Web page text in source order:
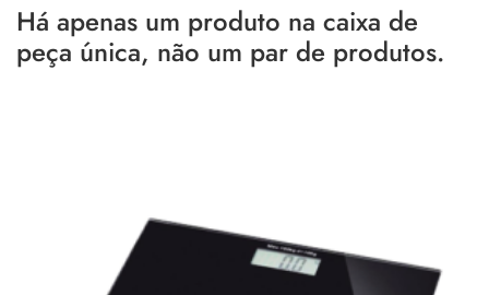
Há apenas um produto na caixa de
peça única, não um par de produtos.